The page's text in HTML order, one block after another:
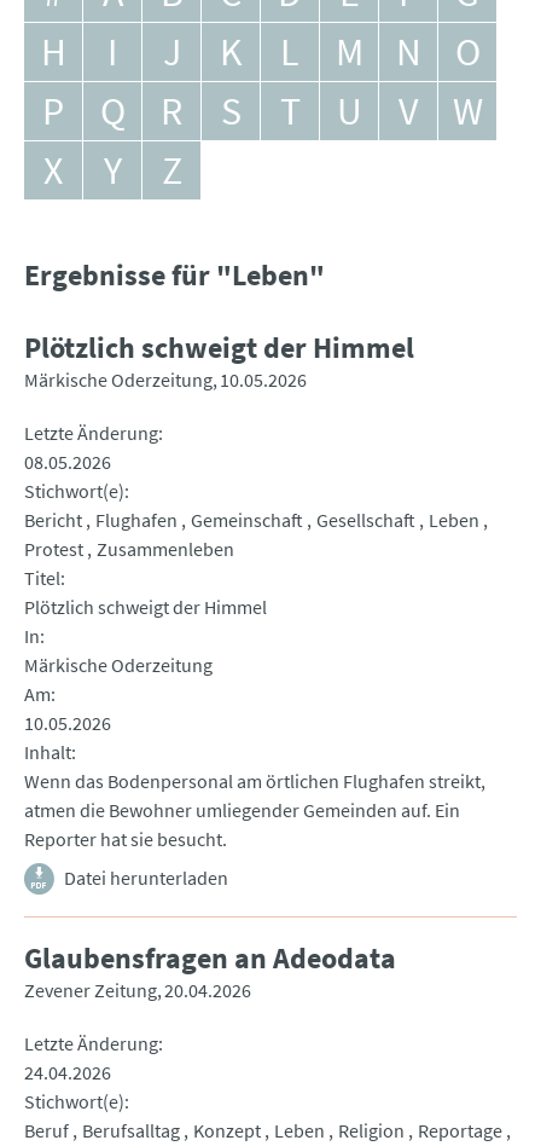
H
I J K L M N
O
P
Q R S T U V
W
X
Y Z
Ergebnisse für "Leben"
Plötzlich schweigt der Himmel
Märkische Oderzeitung 10.05.2026
Letzte Änderung
08.05.2026
Stichwort(e)
Bericht Flughafen Gemeinschaft Gesellschaft Leben
Protest Zusammenleben
Titel
Plötzlich schweigt der Himmel
In
Märkische Oderzeitung
Am
10.05.2026
Inhalt
Wenn das Bodenpersonal am örtlichen Flughafen streikt,
atmen die Bewohner umliegender Gemeinden auf. Ein
Reporter hat sie besucht.
Datei herunterladen
Glaubensfragen an Adeodata
Zevener Zeitung 20.04.2026
Letzte Änderung
24.04.2026
Stichwort(e)
Beruf Berufsalltag Konzept Leben Religion
Reportage